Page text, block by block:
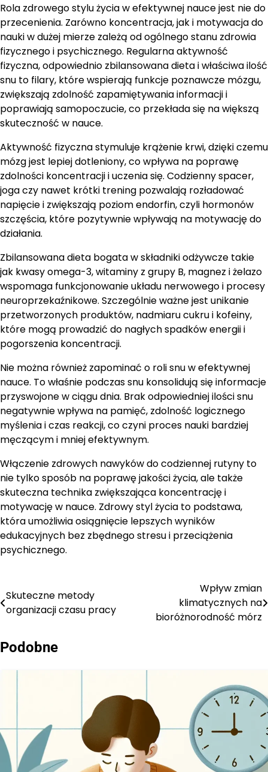
Rola zdrowego stylu życia w efektywnej nauce jest nie do
przecenienia. Zarówno koncentracja, jak i motywacja do
nauki w dużej mierze zależą od ogólnego stanu zdrowia
fizycznego i psychicznego. Regularna aktywność
fizyczna, odpowiednio zbilansowana dieta i właściwa ilość
snu to filary, które wspierają funkcje poznawcze mózgu,
zwiększają zdolność zapamiętywania informacji i
poprawiają samopoczucie, co przekłada się na większą
skuteczność w nauce.
Aktywność fizyczna stymuluje krążenie krwi, dzięki czemu
mózg jest lepiej dotleniony, co wpływa na poprawę
zdolności koncentracji i uczenia się. Codzienny spacer,
joga czy nawet krótki trening pozwalają rozładować
napięcie i zwiększają poziom endorfin, czyli hormonów
szczęścia, które pozytywnie wpływają na motywację do
działania.
Zbilansowana dieta bogata w składniki odżywcze takie
jak kwasy omega-3, witaminy z grupy B, magnez i żelazo
wspomaga funkcjonowanie układu nerwowego i procesy
neuroprzekaźnikowe. Szczególnie ważne jest unikanie
przetworzonych produktów, nadmiaru cukru i kofeiny,
które mogą prowadzić do nagłych spadków energii i
pogorszenia koncentracji.
Nie można również zapominać o roli snu w efektywnej
nauce. To właśnie podczas snu konsolidują się informacje
przyswojone w ciągu dnia. Brak odpowiedniej ilości snu
negatywnie wpływa na pamięć, zdolność logicznego
myślenia i czas reakcji, co czyni proces nauki bardziej
męczącym i mniej efektywnym.
Włączenie zdrowych nawyków do codziennej rutyny to
nie tylko sposób na poprawę jakości życia, ale także
skuteczna technika zwiększająca koncentrację i
motywację w nauce. Zdrowy styl życia to podstawa,
która umożliwia osiągnięcie lepszych wyników
edukacyjnych bez zbędnego stresu i przeciążenia
psychicznego.
Nawigacja
wpisu
Skuteczne metody
organizacji czasu pracy
Wpływ zmian
klimatycznych na
bioróżnorodność mórz
Podobne